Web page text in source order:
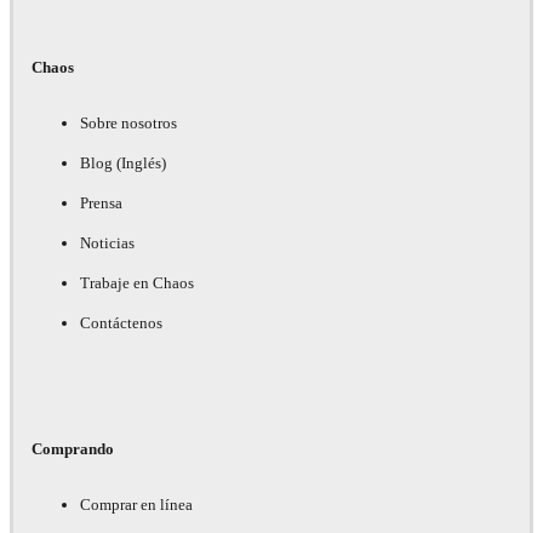
Chaos
Sobre nosotros
Blog (Inglés)
Prensa
Noticias
Trabaje en Chaos
Contáctenos
Comprando
Comprar en línea